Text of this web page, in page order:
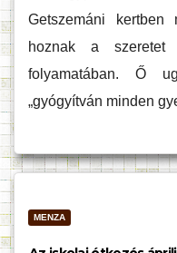
Getszemáni kertben
hoznak a szeretet
folyamatában. Ő
„gyógyítván minden
MENZA